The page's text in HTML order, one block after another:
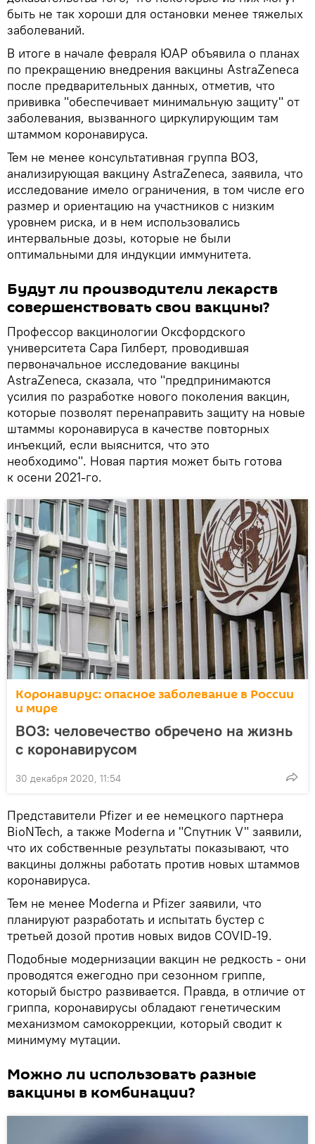
быть не так хороши для остановки менее тяжелых
заболеваний.
В итоге в начале февраля ЮАР объявила о планах
по прекращению внедрения вакцины AstraZeneca
после предварительных данных, отметив, что
прививка "обеспечивает минимальную защиту" от
заболевания, вызванного циркулирующим там
штаммом коронавируса.
Тем не менее консультативная группа ВОЗ,
анализирующая вакцину AstraZeneca, заявила, что
исследование имело ограничения, в том числе его
размер и ориентацию на участников с низким
уровнем риска, и в нем использовались
интервальные дозы, которые не были
оптимальными для индукции иммунитета.
Будут ли производители лекарств
совершенствовать свои вакцины?
Профессор вакцинологии Оксфордского
университета Сара Гилберт, проводившая
первоначальное исследование вакцины
AstraZeneca, сказала, что "предпринимаются
усилия по разработке нового поколения вакцин,
которые позволят перенаправить защиту на новые
штаммы коронавируса в качестве повторных
инъекций, если выяснится, что это
необходимо". Новая партия может быть готова
к осени 2021-го.
Коронавирус: опасное заболевание в России
и мире
ВОЗ: человечество обречено на жизнь
с коронавирусом
30 декабря 2020, 11:54
Представители Pfizer и ее немецкого партнера
BioNTech, а также Moderna и "Спутник V" заявили,
что их собственные результаты показывают, что
вакцины должны работать против новых штаммов
коронавируса.
Тем не менее Moderna и Pfizer заявили, что
планируют разработать и испытать бустер с
третьей дозой против новых видов COVID-19.
Подобные модернизации вакцин не редкость - они
проводятся ежегодно при сезонном гриппе,
который быстро развивается. Правда, в отличие от
гриппа, коронавирусы обладают генетическим
механизмом самокоррекции, который сводит к
минимуму мутации.
Можно ли использовать разные
вакцины в комбинации?